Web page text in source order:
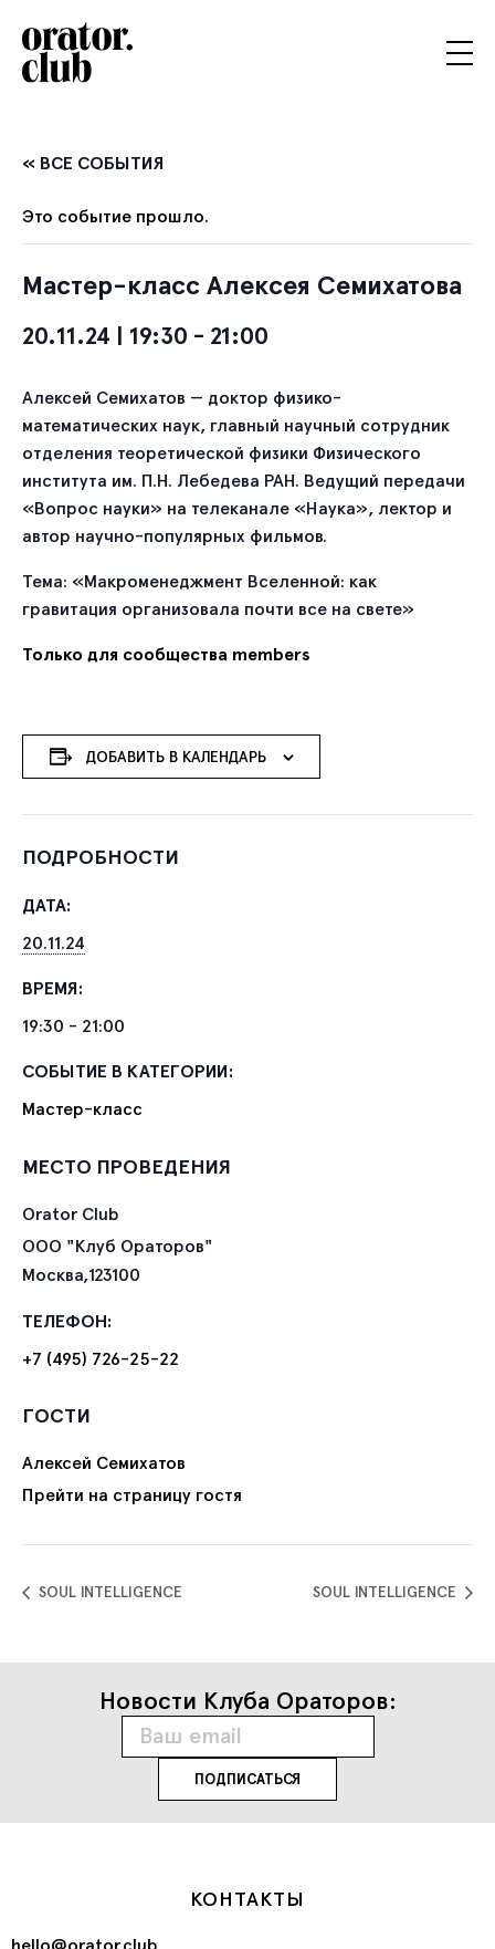
« ВСЕ СОБЫТИЯ
Это событие прошло.
Мастер-класс Алексея Семихатова
20.11.24 | 19:30 - 21:00
Алексей Семихатов — доктор физико-
математических наук, главный научный сотрудник
отделения теоретической физики Физического
института им. П.Н. Лебедева РАН. Ведущий передачи
«Вопрос науки» на телеканале «Наука», лектор и
автор научно-популярных фильмов.
Тема: «Макроменеджмент Вселенной: как
гравитация организовала почти все на свете»
Только для сообщества members
ДОБАВИТЬ В КАЛЕНДАРЬ
ПОДРОБНОСТИ
ДАТА:
20.11.24
ВРЕМЯ:
19:30 - 21:00
СОБЫТИЕ В КАТЕГОРИИ:
Мастер-класс
МЕСТО ПРОВЕДЕНИЯ
Orator Club
ООО "Клуб Ораторов"
Москва,123100
ТЕЛЕФОН:
+7 (495) 726-25-22
ГОСТИ
Алексей Семихатов
Прейти на страницу гостя
SOUL INTELLIGENCE SOUL INTELLIGENCE
Новости Клуба Ораторов:
КОНТАКТЫ